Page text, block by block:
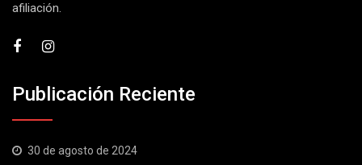
afiliación.
Publicación Reciente
30 de agosto de 2024